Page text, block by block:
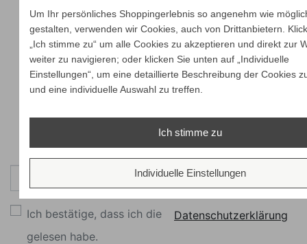
Newsletter
Abonnieren
Ich bestätige, dass ich die
Datenschutzerklärung
gelesen habe.
Um Ihr persönliches Shoppingerlebnis so angenehm wie
gestalten, verwenden wir Cookies, auch von Drittanbietern.
„Ich stimme zu“ um alle Cookies zu akzeptieren und direkt zur
weiter zu navigieren; oder klicken Sie unten auf „Individuelle
Einstellungen“, um eine detaillierte Beschreibung der Cookies
und eine individuelle Auswahl zu treffen.
Ich stimme zu
Individuelle Einstellungen